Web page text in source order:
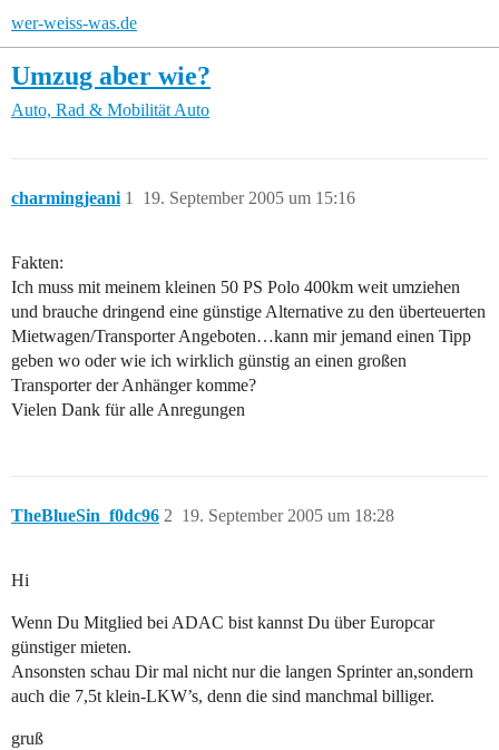
wer-weiss-was.de
Umzug aber wie?
Auto, Rad & Mobilität Auto
charmingjeani 19. September 2005 um 15:16
1
Fakten:
Ich muss mit meinem kleinen 50 PS Polo 400km weit umziehen
und brauche dringend eine günstige Alternative zu den überteuerten
Mietwagen/Transporter Angeboten…kann mir jemand einen Tipp
geben wo oder wie ich wirklich günstig an einen großen
Transporter der Anhänger komme?
Vielen Dank für alle Anregungen
TheBlueSin_f0dc96 19. September 2005 um 18:28
2
Hi
Wenn Du Mitglied bei ADAC bist kannst Du über Europcar
günstiger mieten.
Ansonsten schau Dir mal nicht nur die langen Sprinter an,sondern
auch die 7,5t klein-LKW’s, denn die sind manchmal billiger.
gruß